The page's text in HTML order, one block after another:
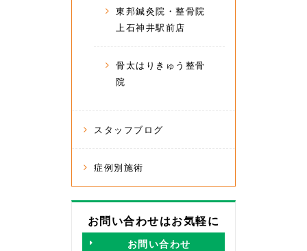
東邦鍼灸院・整骨院
上石神井駅前店
骨太はりきゅう整骨
院
スタッフブログ
症例別施術
お問い合わせはお気軽に
お問い合わせ